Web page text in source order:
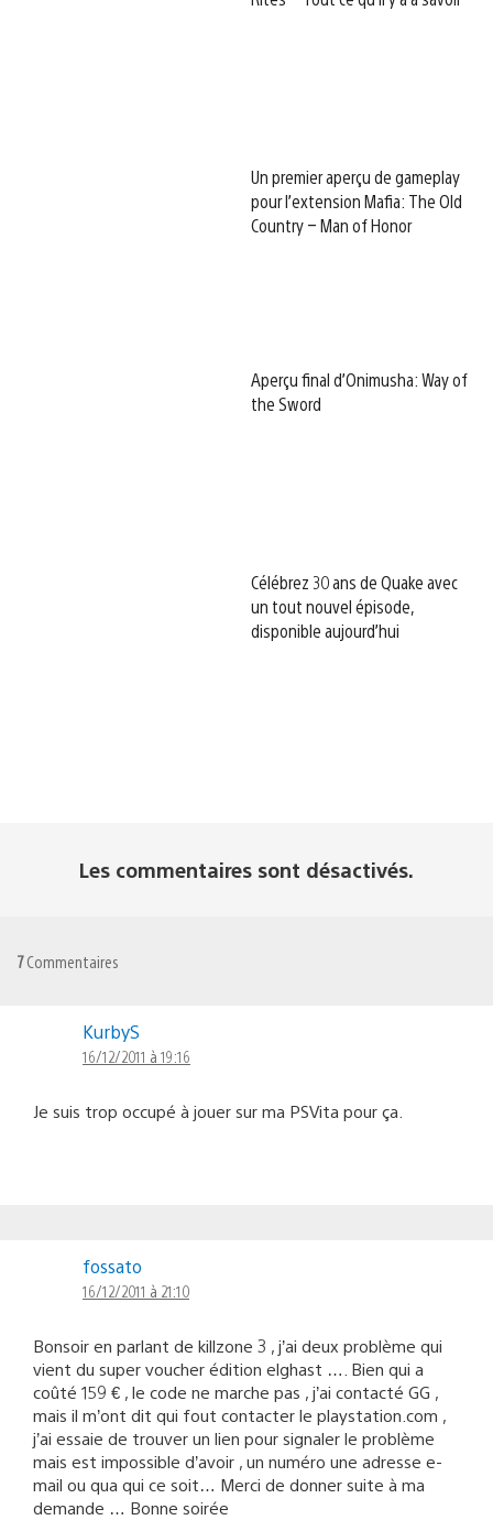
Un premier aperçu de gameplay
pour l’extension Mafia: The Old
Country – Man of Honor
Aperçu final d’Onimusha: Way of
the Sword
Célébrez 30 ans de Quake avec
un tout nouvel épisode,
disponible aujourd’hui
Les commentaires sont désactivés.
7Commentaires
KurbyS
16/12/2011 à 19:16
Je suis trop occupé à jouer sur ma PSVita pour ça.
fossato
16/12/2011 à 21:10
Bonsoir en parlant de killzone 3 , j’ai deux problème qui
vient du super voucher édition elghast …. Bien qui a
coûté 159 € , le code ne marche pas , j’ai contacté GG ,
mais il m’ont dit qui fout contacter le playstation.com ,
j’ai essaie de trouver un lien pour signaler le problème
mais est impossible d’avoir , un numéro une adresse e-
mail ou qua qui ce soit… Merci de donner suite à ma
demande … Bonne soirée